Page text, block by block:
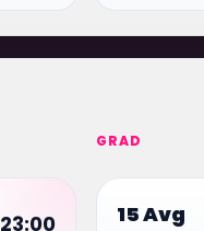
23:00
GRAD
15 Avg